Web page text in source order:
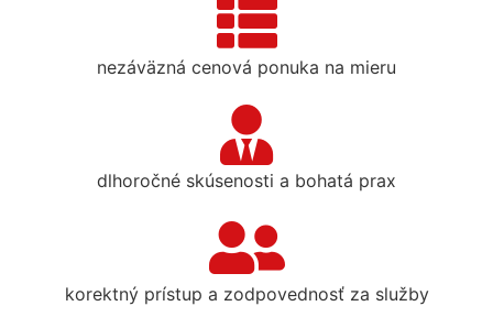
nezáväzná cenová ponuka na mieru
dlhoročné skúsenosti a bohatá prax
korektný prístup a zodpovednosť za služby